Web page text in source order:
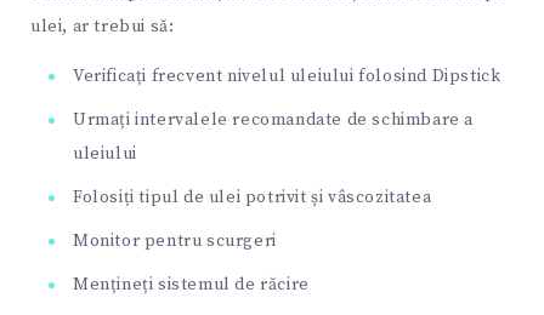
ulei, ar trebui să:
Verificați frecvent nivelul uleiului folosind Dipstick
Urmați intervalele recomandate de schimbare a
uleiului
Folosiți tipul de ulei potrivit și vâscozitatea
Monitor pentru scurgeri
Mențineți sistemul de răcire